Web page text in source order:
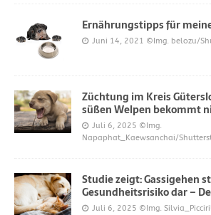
Ernährungstipps für
Juni 14, 2021 ©Img. belozu/
Züchtung im Kreis
süßen Welpen bekommt
Juli 6, 2025 ©Img.
Napaphat_Kaewsanchai/
Studie zeigt: Gassigehen
Gesundheitsrisiko dar –
Juli 6, 2025 ©Img.